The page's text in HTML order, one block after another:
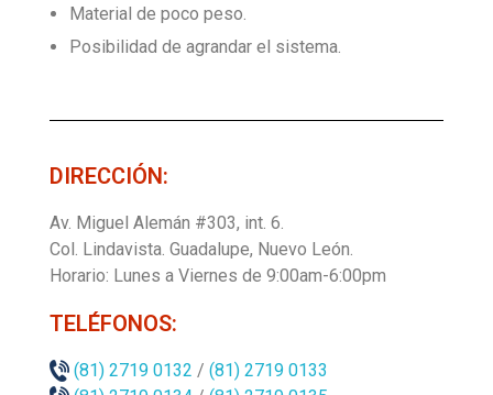
Material de poco peso.
Posibilidad de agrandar el sistema.
DIRECCIÓN:
Av. Miguel Alemán #303, int. 6.
Col. Lindavista. Guadalupe, Nuevo León.
Horario: Lunes a Viernes de 9:00am-6:00pm
TELÉFONOS:
(81) 2719 0132 / (81) 2719 0133